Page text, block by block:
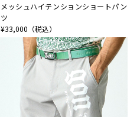
メッシュハイテンションショートパン
ツ
¥33,000（税込）